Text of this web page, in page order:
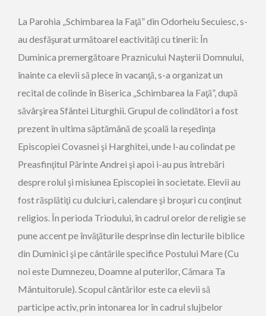
La Parohia „Schimbarea la Faţă” din Odorheiu Secuiesc, s-
au desfăşurat următoarel eactivităţi cu tinerii: În
Duminica premergătoare Praznicului Naşterii Domnului,
înainte ca elevii să plece în vacanţă, s-a organizat un
recital de colinde în Biserica „Schimbarea la Faţă”, după
săvârşirea Sfântei Liturghii. Grupul de colindători a fost
prezent în ultima săptămână de şcoală la reşedinţa
Episcopiei Covasnei şi Harghitei, unde l-au colindat pe
Preasfinţitul Părinte Andrei şi apoi i-au pus întrebări
despre rolul şi misiunea Episcopiei în societate. Elevii au
fost răsplătiţi cu dulciuri, calendare şi broşuri cu conţinut
religios. În perioda Triodului, în cadrul orelor de religie se
pune accent pe învăţăturile desprinse din lecturile biblice
din Duminici şi pe cântările specifice Postului Mare (Cu
noi este Dumnezeu, Doamne al puterilor, Cămara Ta
Mântuitorule). Scopul cântărilor este ca elevii să
participe activ, prin intonarea lor în cadrul slujbelor